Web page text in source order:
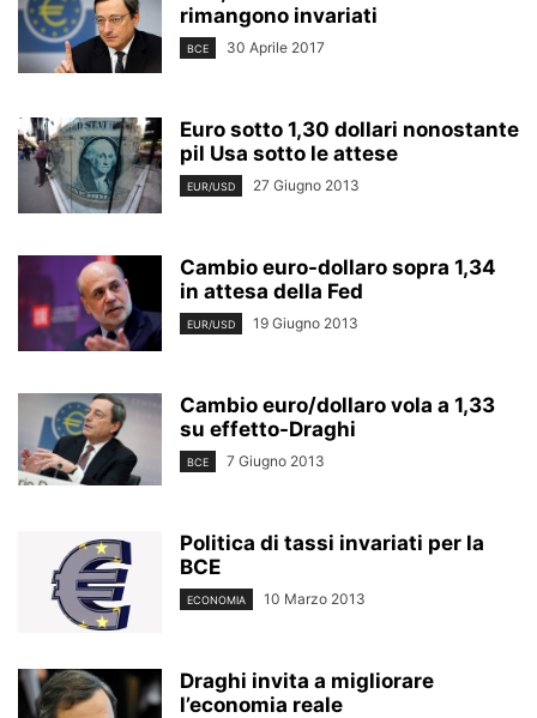
rimangono invariati
BCE 30 Aprile 2017
Euro sotto 1,30 dollari nonostante
pil Usa sotto le attese
EUR/USD 27 Giugno 2013
Cambio euro-dollaro sopra 1,34
in attesa della Fed
EUR/USD 19 Giugno 2013
Cambio euro/dollaro vola a 1,33
su effetto-Draghi
BCE 7 Giugno 2013
Politica di tassi invariati per la
BCE
ECONOMIA 10 Marzo 2013
Draghi invita a migliorare
l’economia reale